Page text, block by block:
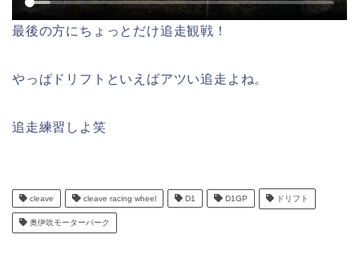
最後の方にちょっとだけ追走観戦！
やっぱドリフトといえばアツい追走よね。
追走練習しよ笑
cleave cleave racing wheel D1 D1GP ドリフト
奥伊吹モーターパーク